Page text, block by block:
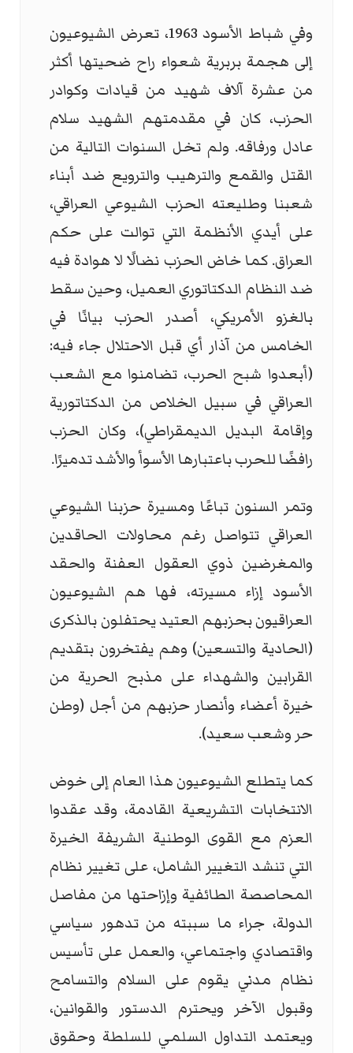
وفي شباط الأسود 1963، تعرض الشيوعيون
إلى هجمة بربرية شعواء راح ضحيتها أكثر
من عشرة آلاف شهيد من قيادات وكوادر
الحزب، كان في مقدمتهم الشهيد سلام
عادل ورفاقه. ولم تخل السنوات التالية من
القتل والقمع والترهيب والترويع ضد أبناء
شعبنا وطليعته الحزب الشيوعي العراقي،
على أيدي الأنظمة التي توالت على حكم
العراق. كما خاض الحزب نضالًا لا هوادة فيه
ضد النظام الدكتاتوري العميل، وحين سقط
بالغزو الأمريكي، أصدر الحزب بيانًا في
الخامس من آذار أي قبل الاحتلال جاء فيه:
(أبعدوا شبح الحرب، تضامنوا مع الشعب
العراقي في سبيل الخلاص من الدكتاتورية
وإقامة البديل الديمقراطي)، وكان الحزب
رافضًا للحرب باعتبارها الأسوأ والأشد تدميرًا.
وتمر السنون تباعًا ومسيرة حزبنا الشيوعي
العراقي تتواصل رغم محاولات الحاقدين
والمغرضين ذوي العقول العفنة والحقد
الأسود إزاء مسيرته، فها هم الشيوعيون
العراقيون بحزبهم العتيد يحتفلون بالذكرى
(الحادية والتسعين) وهم يفتخرون بتقديم
القرابين والشهداء على مذبح الحرية من
خيرة أعضاء وأنصار حزبهم من أجل (وطن
حر وشعب سعيد).
كما يتطلع الشيوعيون هذا العام إلى خوض
الانتخابات التشريعية القادمة، وقد عقدوا
العزم مع القوى الوطنية الشريفة الخيرة
التي تنشد التغيير الشامل، على تغيير نظام
المحاصصة الطائفية وإزاحتها من مفاصل
الدولة، جراء ما سببته من تدهور سياسي
واقتصادي واجتماعي، والعمل على تأسيس
نظام مدني يقوم على السلام والتسامح
وقبول الآخر ويحترم الدستور والقوانين،
ويعتمد التداول السلمي للسلطة وحقوق